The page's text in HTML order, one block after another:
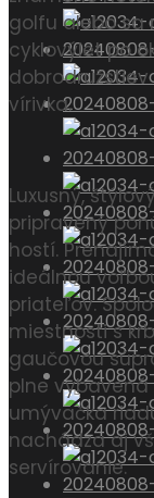
golfu alebo sa
cyklovýlet po
vírivka.
Luxusný,
pripravený
hostí.
ideálnou
priateľov.
miestnosti s
gaučovou
plne
umývačka
nachádza aj
servírovanie.